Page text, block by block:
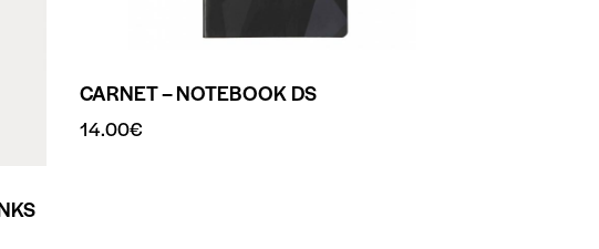
CARNET – NOTEBOOK DS
14.00€